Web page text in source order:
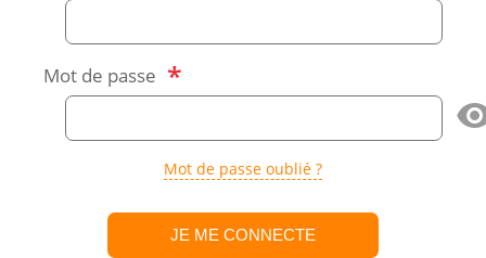
Mot de passe *
Mot de passe oublié ?